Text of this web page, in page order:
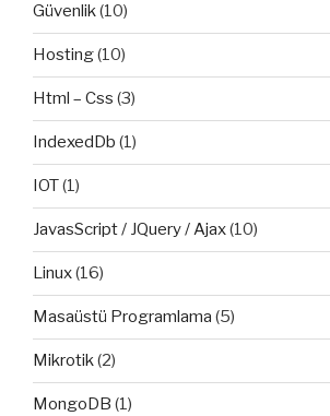
Güvenlik(10)
Hosting(10)
Html – Css (3)
IndexedDb (1)
IOT(1)
JavasScript / JQuery / Ajax(10)
Linux(16)
Masaüstü Programlama (5)
Mikrotik(2)
MongoDB (1)